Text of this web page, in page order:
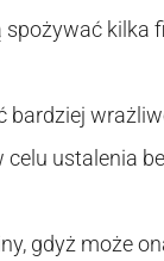
kilka
ustalenia
gdyż może